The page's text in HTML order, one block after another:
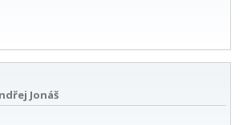
Jonáš